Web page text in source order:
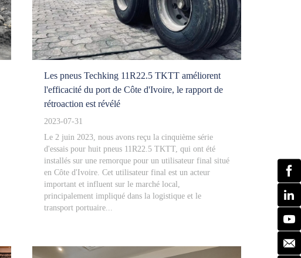
Les pneus Techking 11R22.5 TKTT améliorent
l'efficacité du port de Côte d'Ivoire, le rapport de
rétroaction est révélé
2023-07-31
Le 2 juin 2023, nous avons reçu la cinquième série
d'essais pour huit pneus 11R22.5 TKTT, qui ont été
installés sur une remorque pour un utilisateur final situé
en Côte d'Ivoire. Cet utilisateur final est un acteur
important et influent sur le marché local,
principalement impliqué dans la logistique et le
transport portuaire...